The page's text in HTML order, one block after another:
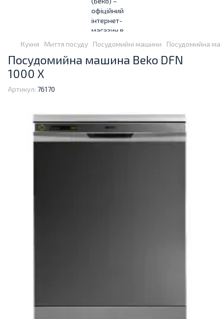
Кухня Миття посуду Посудомийні машини Посудомийна
Посудомийна машина Beko DFN
1000 X
Артикул: 76170